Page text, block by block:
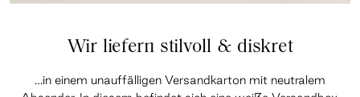
Wir liefern stilvoll & diskret
…in einem unauffälligen Versandkarton mit neutralem